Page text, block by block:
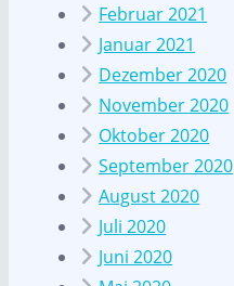
Februar 2021
Januar 2021
Dezember 2020
November 2020
Oktober 2020
September 2020
August 2020
Juli 2020
Juni 2020